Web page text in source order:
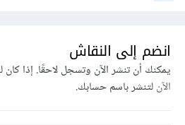
انضم إلى النقاش
يمكنك أن تنشر الآن وتسجل لاحقًا. إذا
الآنلتنشر باسم حسابك.